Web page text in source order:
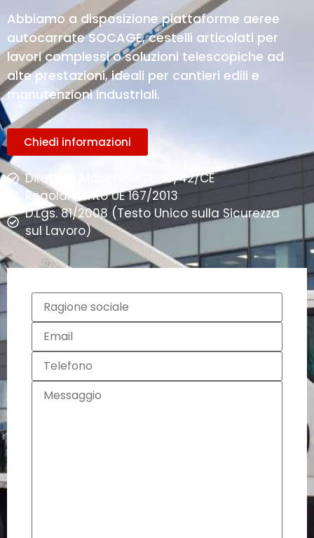
Abbiamo a disposizione piattaforme aeree
autocarrate SOCAGE, cestelli articolati per
lavori complessi o soluzioni telescopiche ad
alte prestazioni, ideali per cantieri edili e
manutenzioni industriali.
Chiedi informazioni
Direttiva Macchine 2006/42/CE
Regolamento UE 167/2013
D.Lgs. 81/2008 (Testo Unico sulla Sicurezza
sul Lavoro)